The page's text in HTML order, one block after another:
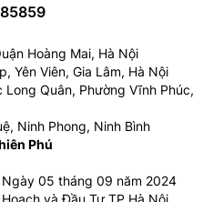
Hoàng Mai, Hà Nội
Yên Viên, Gia Lâm, Hà Nội
Quân, Phường Vĩnh Phúc,
Ninh Phong, Ninh Bình
Phú
05 tháng 09 năm 2024
và Đầu Tư TP Hà Nội